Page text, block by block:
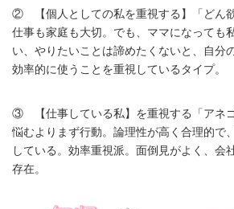
② 【個人としての私を重視する】「どん欲
仕事も家庭も大切。でも、ママになっても
い、やりたいことは諦めたくないと、自分
効率的に使うことを重視しているタイプ。
③ 【仕事している私】を重視する「アネゴ
悩むよりまず行動。論理性が高く合理的で
している。効率重視派。面倒見がよく、会
存在。